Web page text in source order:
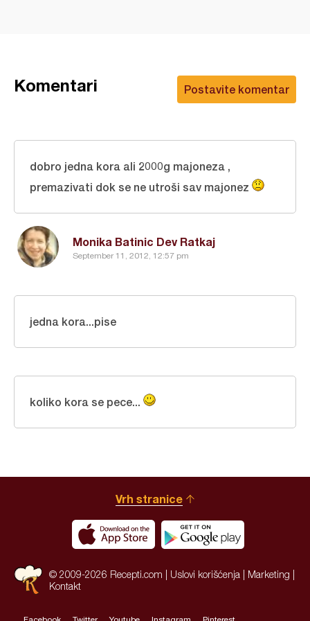
Postavite komentar
Komentari
Monika Batinic Dev Ratkaj
September 11, 2012, 12:57 pm
dobro jedna kora ali 2000g majoneza ,
premazivati dok se ne utroši sav majonez
jedna kora...pise
koliko kora se pece...
Vrh stranice
© 2009-2026 Recepti.com | Uslovi korišćenja Marketing
Kontakt